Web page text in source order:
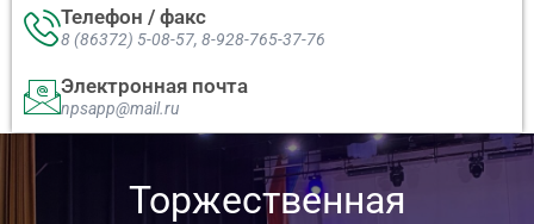
Телефон / факс
8 (86372) 5-08-57, 8-928-765-37-76
Электронная почта
npsapp@mail.ru
Торжественная